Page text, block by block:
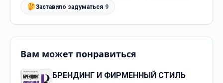
Заставило задуматься 9
Вам может понравиться
БРЕНДИНГ И ФИРМЕННЫЙ СТИЛЬ